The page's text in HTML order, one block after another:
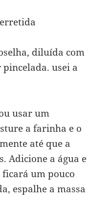
diluída com
pincelada. usei a
usar um
a farinha e o
até que a
Adicione a água e
ficará um pouco
espalhe a massa